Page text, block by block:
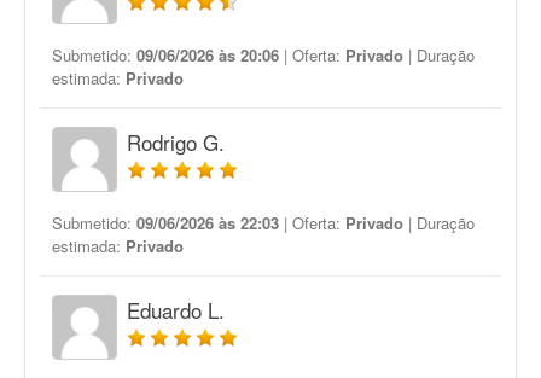
Submetido: 09/06/2026 às 20:06 | Oferta: Privado | Duração
estimada: Privado
Rodrigo G.
Submetido: 09/06/2026 às 22:03 | Oferta: Privado | Duração
estimada: Privado
Eduardo L.